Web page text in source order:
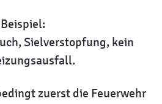
Sielverstopfung, kein
zuerst die Feuerwehr